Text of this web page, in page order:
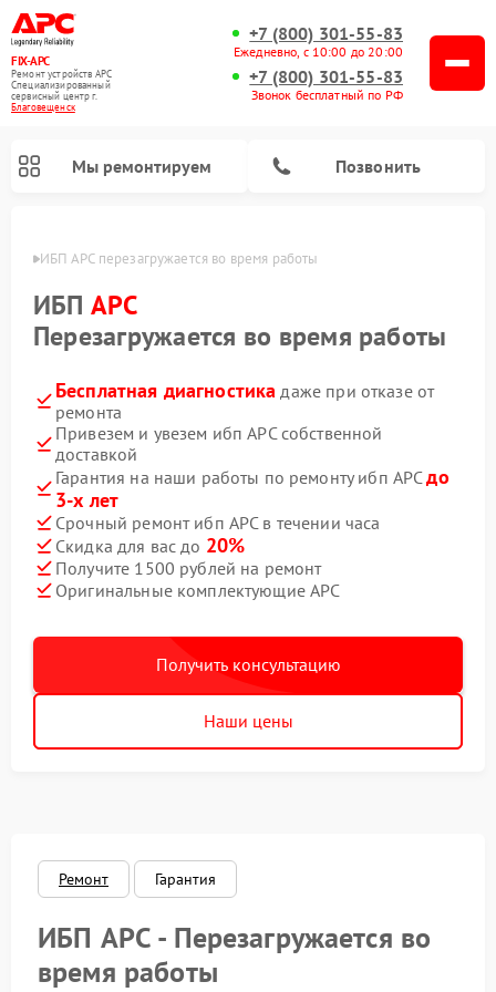
FIX-APC
Ремонт устройств APC
Специализированный
cервисный центр г.
Благовещенск
+7 (800) 301-55-83
Ежедневно, с 10:00 до 20:00
+7 (800) 301-55-83
Звонок бесплатный по РФ
Мы ремонтируем Позвонить
ИБП APC перезагружается во время работы
ИБП APC
Перезагружается во время работы
Бесплатная диагностика даже при отказе от
ремонта
Привезем и увезем ибп APC собственной
доставкой
Гарантия на наши работы по ремонту ибп APCдо
3-х лет
Срочный ремонт ибп APC в течении часа
Скидка для вас до 20%
Получите 1500 рублей на ремонт
Оригинальные комплектующие APC
Получить консультацию
Наши цены
Ремонт Гарантия
ИБП APC - Перезагружается во
время работы